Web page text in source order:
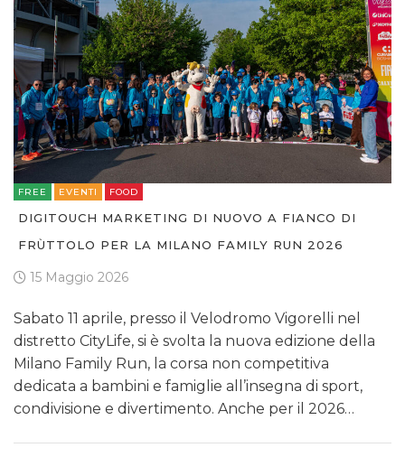
FREE EVENTI FOOD
DIGITOUCH MARKETING DI NUOVO A FIANCO DI
FRÙTTOLO PER LA MILANO FAMILY RUN 2026
15 Maggio 2026
Sabato 11 aprile, presso il Velodromo Vigorelli nel
distretto CityLife, si è svolta la nuova edizione della
Milano Family Run, la corsa non competitiva
dedicata a bambini e famiglie all’insegna di sport,
condivisione e divertimento. Anche per il 2026…